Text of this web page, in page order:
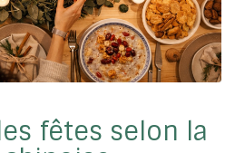
fêtes selon la